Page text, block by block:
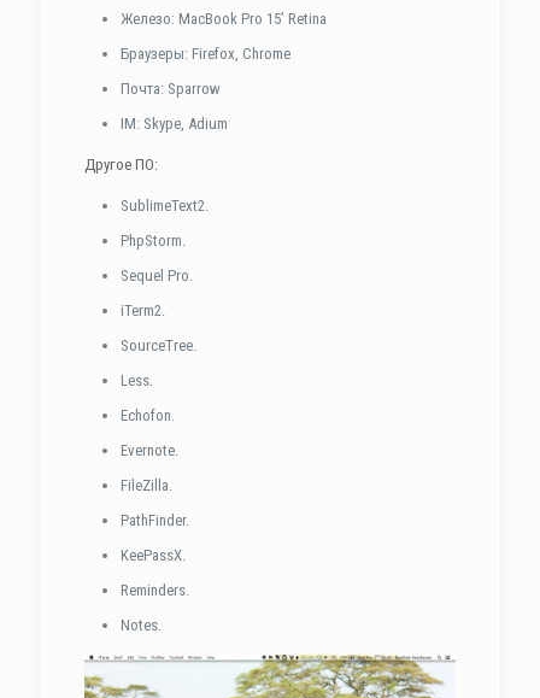
Железо: MacBook Pro 15’ Retina
Браузеры: Firefox, Chrome
Почта: Sparrow
IM: Skype, Adium
Другое ПО:
SublimeText2.
PhpStorm.
Sequel Pro.
iTerm2.
SourceTree.
Less.
Echofon.
Evernote.
FileZilla.
PathFinder.
KeePassX.
Reminders.
Notes.